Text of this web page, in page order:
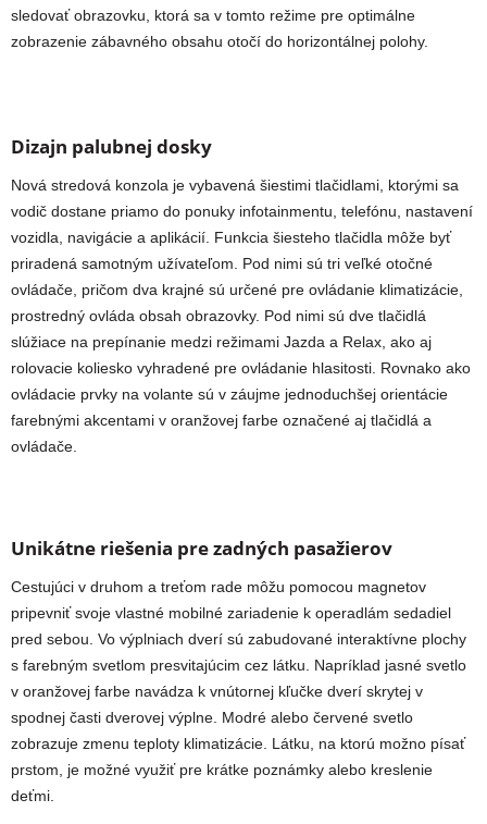
sledovať obrazovku, ktorá sa v tomto režime pre optimálne
zobrazenie zábavného obsahu otočí do horizontálnej polohy.
Dizajn palubnej dosky
Nová stredová konzola je vybavená šiestimi tlačidlami, ktorými sa
vodič dostane priamo do ponuky infotainmentu, telefónu, nastavení
vozidla, navigácie a aplikácií. Funkcia šiesteho tlačidla môže byť
priradená samotným užívateľom. Pod nimi sú tri veľké otočné
ovládače, pričom dva krajné sú určené pre ovládanie klimatizácie,
prostredný ovláda obsah obrazovky. Pod nimi sú dve tlačidlá
slúžiace na prepínanie medzi režimami Jazda a Relax, ako aj
rolovacie koliesko vyhradené pre ovládanie hlasitosti. Rovnako ako
ovládacie prvky na volante sú v záujme jednoduchšej orientácie
farebnými akcentami v oranžovej farbe označené aj tlačidlá a
ovládače.
Unikátne riešenia pre zadných pasažierov
Cestujúci v druhom a treťom rade môžu pomocou magnetov
pripevniť svoje vlastné mobilné zariadenie k operadlám sedadiel
pred sebou. Vo výplniach dverí sú zabudované interaktívne plochy
s farebným svetlom presvitajúcim cez látku. Napríklad jasné svetlo
v oranžovej farbe navádza k vnútornej kľučke dverí skrytej v
spodnej časti dverovej výplne. Modré alebo červené svetlo
zobrazuje zmenu teploty klimatizácie. Látku, na ktorú možno písať
prstom, je možné využiť pre krátke poznámky alebo kreslenie
deťmi.